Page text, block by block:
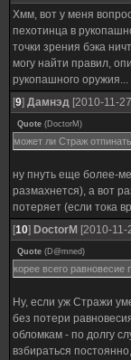
Хмм, вот у меня
пехотинца в
точки зрения бэка
могу найти правил,
рукопашного оружия...
[9] Дамнэд [2010-11-
Quote (DoctorM )
может ли Страж
ну пнуть еще более-
размахнется), а вот
потеряет (если тока
[10] DoctorM [2010-11-
Quote (D@mned)
корее всего равновесие
Ну, если уж Стражи
без потери
обломкам - по долгу
взбираться